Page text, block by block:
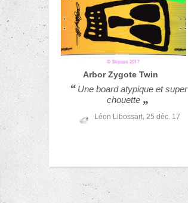
Arbor Zygote Twin
Une board atypique et super
chouette
Léon Libossart, 25 déc. 17